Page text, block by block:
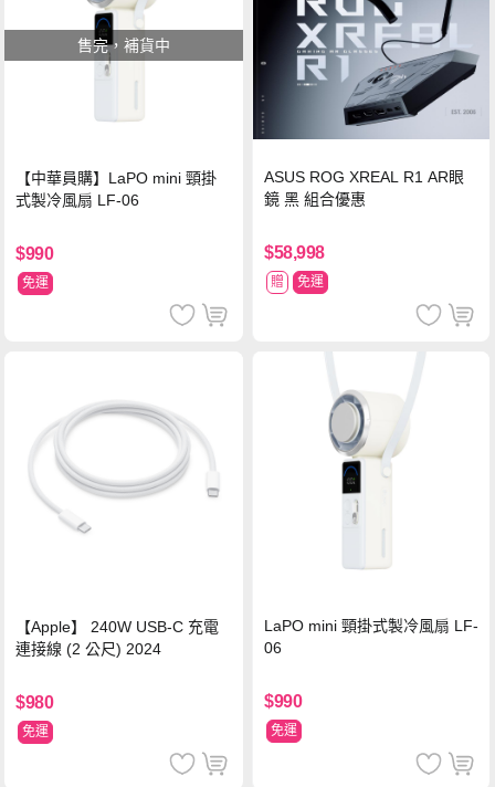
售完，補貨中
【中華員購】LaPO mini 頸掛
式製冷風扇 LF-06
$990
免運
ASUS ROG XREAL R1 AR眼
鏡 黑 組合優惠
$58,998
贈 免運
【Apple】 240W USB-C 充電
連接線 (2 公尺) 2024
$980
免運
LaPO mini 頸掛式製冷風扇 LF-
06
$990
免運